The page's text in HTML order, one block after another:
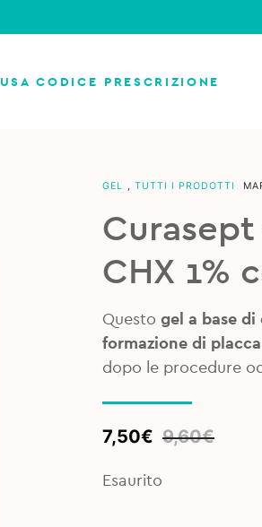
USA CODICE PRESCRIZIONE
GEL , TUTTI I PRODOTTI
CHX 1%
Questo gel a base
formazione di placca
dopo le procedure
9,60€
Original
was:
7,50€
Current
is:
Esaurito